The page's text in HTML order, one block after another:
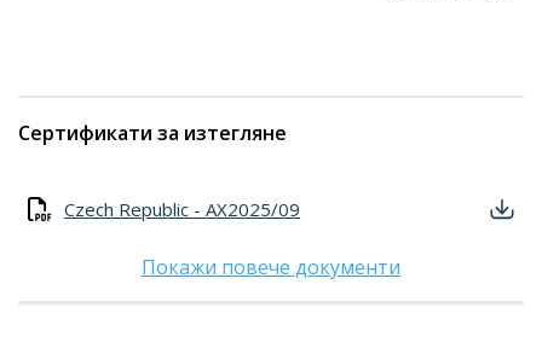
Сертификати за изтегляне
Czech Republic - AX2025/09
Покажи повече документи